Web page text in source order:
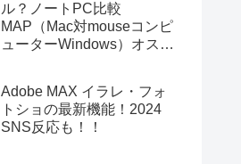
ル？ノートPC比較
MAP（Mac対mouseコンピ
ューターWindows）オスス
Adobe MAX イラレ・フォ
トショの最新機能！2024
SNS反応も！！